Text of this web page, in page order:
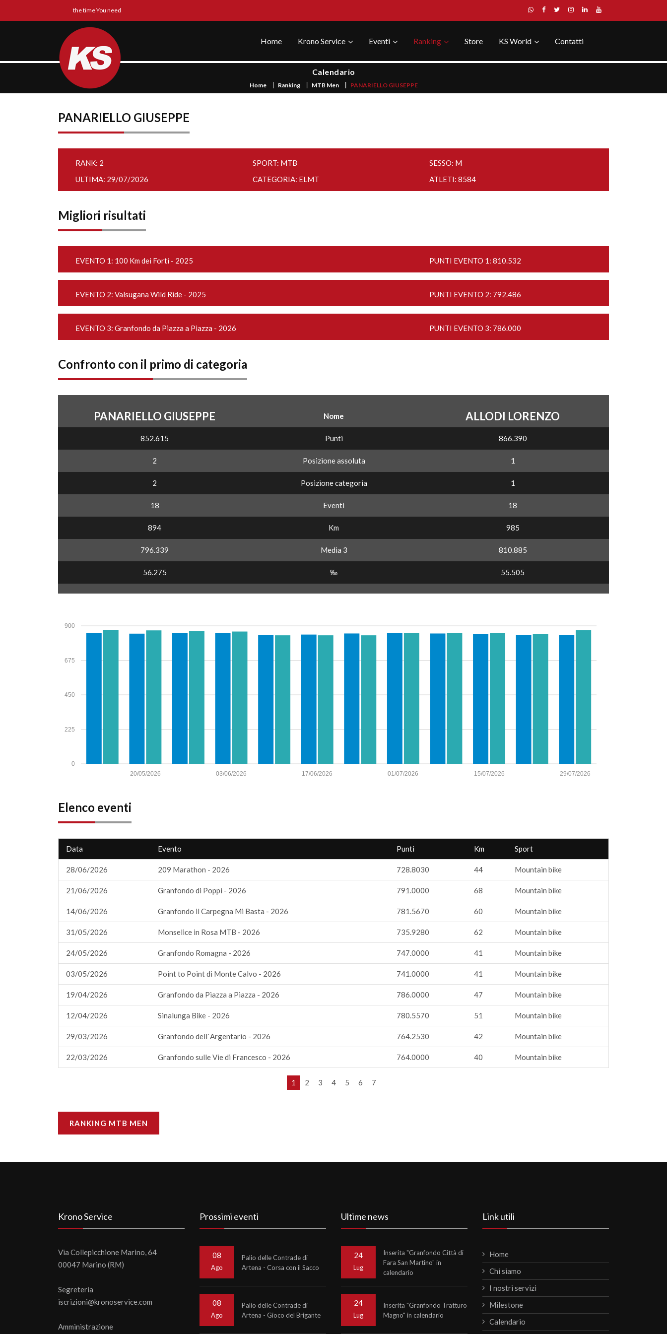
the time You need
Home Krono Service Eventi Ranking Store KS World Contatti
Calendario
Home Ranking MTB Men PANARIELLO GIUSEPPE
PANARIELLO GIUSEPPE
RANK: 2 SPORT: MTB
SESSO: M
ULTIMA: 29/07/2026
CATEGORIA: ELMT ATLETI: 8584
Migliori risultati
EVENTO 1: 100 Km dei Forti - 2025 PUNTI EVENTO 1: 810.532
EVENTO 2: Valsugana Wild Ride - 2025 PUNTI EVENTO 2: 792.486
EVENTO 3: Granfondo da Piazza a Piazza - 2026 PUNTI EVENTO 3: 786.000
Confronto con il primo di categoria
PANARIELLO GIUSEPPE Nome ALLODI LORENZO
852.615 Punti 866.390
2 Posizione assoluta 1
2 Posizione categoria 1
18 Eventi 18
894 Km 985
796.339 Media 3 810.885
56.275 ‰ 55.505
0
225
450
675
900
29/07/2026
15/07/2026
01/07/2026
17/06/2026
03/06/2026
20/05/2026
Elenco eventi
Data Evento Punti Km Sport
28/06/2026 209 Marathon - 2026 728.8030 44 Mountain bike
21/06/2026 Granfondo di Poppi - 2026 791.0000 68 Mountain bike
14/06/2026 Granfondo il Carpegna Mi Basta - 2026 781.5670 60 Mountain bike
31/05/2026 Monselice in Rosa MTB - 2026 735.9280 62 Mountain bike
24/05/2026 Granfondo Romagna - 2026 747.0000 41 Mountain bike
03/05/2026 Point to Point di Monte Calvo - 2026 741.0000 41 Mountain bike
19/04/2026 Granfondo da Piazza a Piazza - 2026 786.0000 47 Mountain bike
12/04/2026 Sinalunga Bike - 2026 780.5570 51 Mountain bike
29/03/2026 Granfondo dell`Argentario - 2026 764.2530 42 Mountain bike
22/03/2026 Granfondo sulle Vie di Francesco - 2026 764.0000 40 Mountain bike
1 2 3 4 5 6 7
RANKING MTB MEN
Krono Service
Via Collepicchione Marino, 64
00047 Marino (RM)
Segreteria
iscrizioni@kronoservice.com
Amministrazione
Prossimi eventi
08
Ago
Palio delle Contrade di
Artena - Corsa con il Sacco
08
Ago
Palio delle Contrade di
Artena - Gioco del Brigante
Ultime news
24
Lug
Inserita "Granfondo Città di
Fara San Martino" in
calendario
24
Lug
Inserita "Granfondo Tratturo
Magno" in calendario
Link utili
Home
Chi siamo
I nostri servizi
Milestone
Calendario